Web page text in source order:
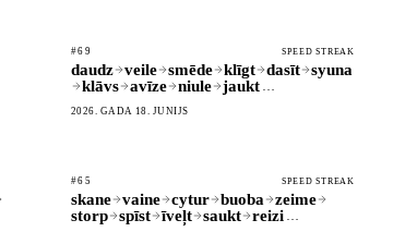
#69 SPEED STREAK
daudz veile smēde klīgt dasīt
syuna
klāvs
avīze niule jaukt …
2026. GADA 18. JŪNIJS
#65 SPEED STREAK
skane vaine cytur buoba
zeime
storp
spīst īveļt saukt reizi …